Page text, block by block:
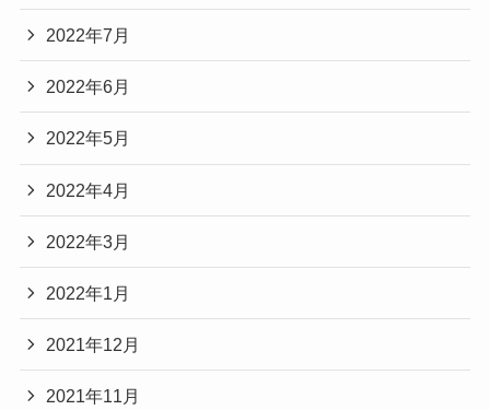
2022年7月
2022年6月
2022年5月
2022年4月
2022年3月
2022年1月
2021年12月
2021年11月